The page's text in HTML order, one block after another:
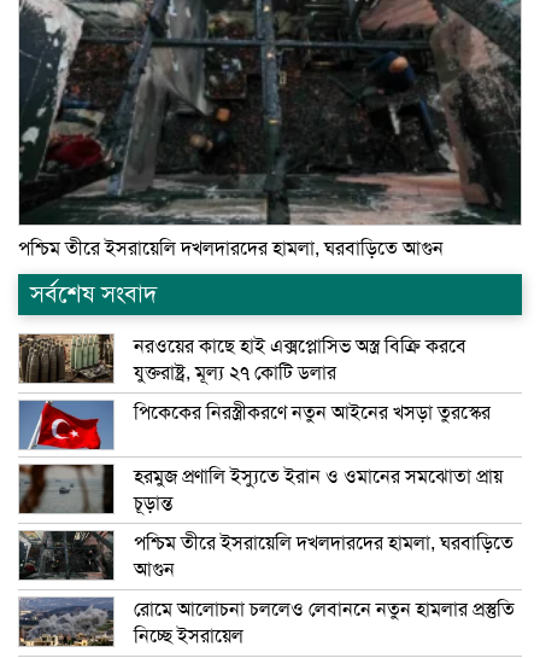
পশ্চিম তীরে ইসরায়েলি দখলদারদের হামলা, ঘরবাড়িতে আগুন
সর্বশেষ সংবাদ
নরওয়ের কাছে হাই এক্সপ্লোসিভ অস্ত্র বিক্রি করবে
যুক্তরাষ্ট্র, মূল্য ২৭ কোটি ডলার
পিকেকের নিরস্ত্রীকরণে নতুন আইনের খসড়া তুরস্কের
হরমুজ প্রণালি ইস্যুতে ইরান ও ওমানের সমঝোতা প্রায়
চূড়ান্ত
পশ্চিম তীরে ইসরায়েলি দখলদারদের হামলা, ঘরবাড়িতে
আগুন
রোমে আলোচনা চললেও লেবাননে নতুন হামলার প্রস্তুতি
নিচ্ছে ইসরায়েল